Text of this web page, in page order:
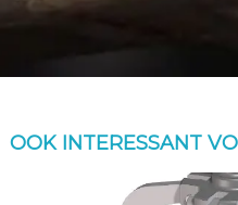
OOK INTERESSANT